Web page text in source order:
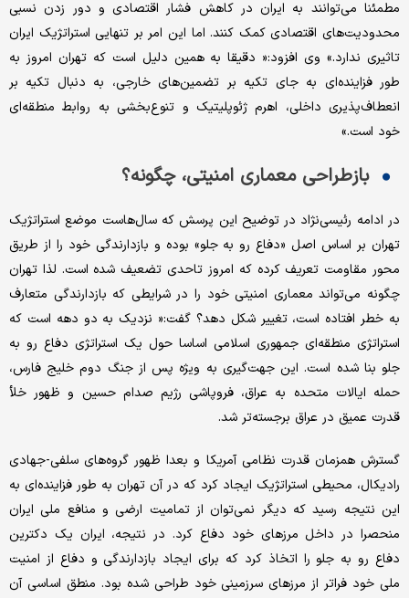
مطمئنا می‌توانند به ایران در کاهش فشار اقتصادی و دور زدن نسبی
محدودیت‌های اقتصادی کمک کنند. اما این امر بر تنهایی استراتژیک ایران
تاثیری ندارد.» وی افزود:« دقیقا به همین دلیل است که تهران امروز به
طور فزاینده‌ای به جای تکیه بر تضمین‌های خارجی، به دنبال تکیه بر
انعطاف‌پذیری داخلی، اهرم ژئوپلیتیک و تنوع‌بخشی به روابط منطقه‌ای
خود است.»
بازطراحی معماری امنیتی، چگونه؟
در ادامه رئیسی‌نژاد در توضیح این پرسش که سال‌هاست موضع استراتژیک
تهران بر اساس اصل «دفاع رو به جلو» بوده و بازدارندگی خود را از طریق
محور مقاومت تعریف کرده که امروز تاحدی تضعیف شده است. لذا تهران
چگونه می‌تواند معماری امنیتی خود را در شرایطی که بازدارندگی متعارف
به خطر افتاده است، تغییر شکل دهد؟ گفت:« نزدیک به دو دهه است که
استراتژی منطقه‌ای جمهوری اسلامی اساسا حول یک استراتژی دفاع رو به
جلو بنا شده است. این جهت‌گیری به ویژه پس از جنگ دوم خلیج فارس،
حمله ایالات متحده به عراق، فروپاشی رژیم صدام حسین و ظهور خلأ
قدرت عمیق در عراق برجسته‌تر شد.
گسترش همزمان قدرت نظامی آمریکا و بعدا ظهور گروه‌های سلفی-جهادی
رادیکال، محیطی استراتژیک ایجاد کرد که در آن تهران به طور فزاینده‌ای به
این نتیجه رسید که دیگر نمی‌توان از تمامیت ارضی و منافع ملی ایران
منحصرا در داخل مرزهای خود دفاع کرد. در نتیجه، ایران یک دکترین
دفاع رو به جلو را اتخاذ کرد که برای ایجاد بازدارندگی و دفاع از امنیت
ملی خود فراتر از مرزهای سرزمینی خود طراحی شده بود. منطق اساسی آن